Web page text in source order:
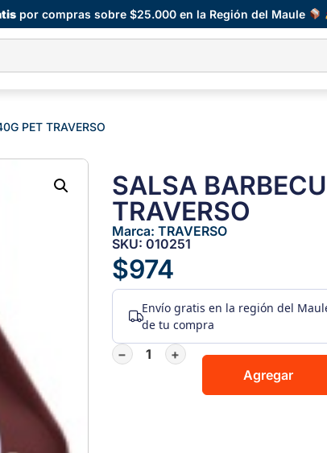
por compras sobre $25.000 en la Región del Maule
PET TRAVERSO
SALSA
TRAVERSO
Marca: TRAVERSO
SKU: 010251
$974
Envío gratis en la región del
de tu compra
−
+
Agregar